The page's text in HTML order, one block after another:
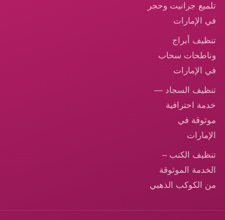
جرانيت وحجر
الإمارات
أبراج
سحاب
الإمارات
السجاد —
احترافية
في
الكنب –
الموثوقة
الكوكب الذهبي